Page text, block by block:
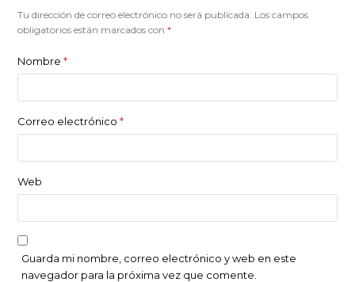
Tu dirección de correo electrónico no será publicada. Los campos
obligatorios están marcados con*
Nombre*
Correo electrónico*
Web
Guarda mi nombre, correo electrónico y web en este
navegador para la próxima vez que comente.